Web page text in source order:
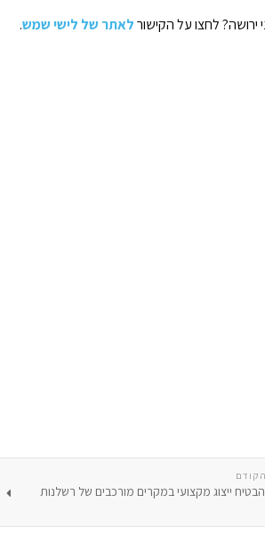
ירושה? לחצו על הקישורלאתר של לישי שמש.
ייצוג מקצועי במקרים מורכבים של רשלנות